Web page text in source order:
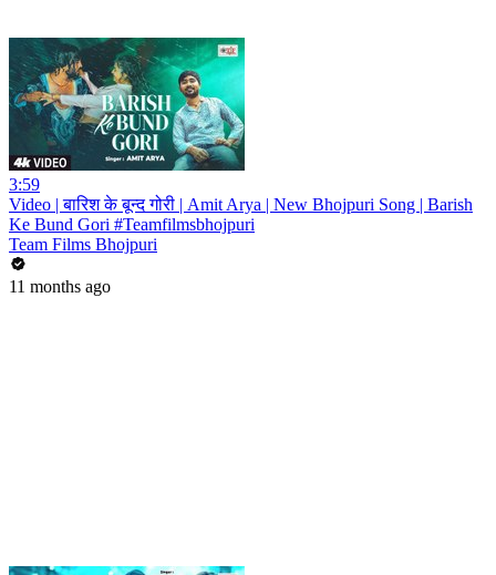
3:59
Video | बारिश के बून्द गोरी | Amit Arya | New Bhojpuri Song | Barish
Ke Bund Gori #Teamfilmsbhojpuri
Team Films Bhojpuri
11 months ago